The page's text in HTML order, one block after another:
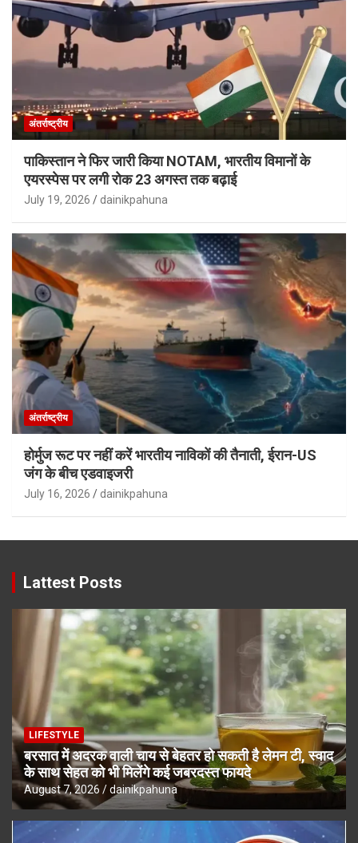
अंतर्राष्ट्रीय
पाकिस्तान ने फिर जारी किया NOTAM, भारतीय विमानों के
एयरस्पेस पर लगी रोक 23 अगस्त तक बढ़ाई
July 19, 2026 dainikpahuna
अंतर्राष्ट्रीय
होर्मुज रूट पर नहीं करें भारतीय नाविकों की तैनाती, ईरान-US
जंग के बीच एडवाइजरी
July 16, 2026 dainikpahuna
Lattest Posts
LIFESTYLE
बरसात में अदरक वाली चाय से बेहतर हो सकती है लेमन टी, स्वाद
के साथ सेहत को भी मिलेंगे कई जबरदस्त फायदे
August 7, 2026 dainikpahuna